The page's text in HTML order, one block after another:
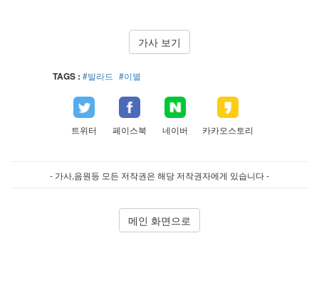
가사 보기
TAGS : #발라드 #이별
트위터 페이스북 네이버 카카오스토리
- 가사,음원등 모든 저작권은 해당 저작권자에게 있습니다 -
메인 화면으로